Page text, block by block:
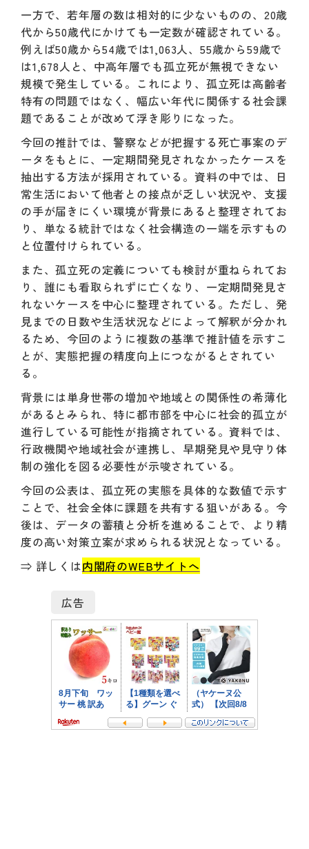
一方で、若年層の数は相対的に少ないものの、20歳
代から50歳代にかけても一定数が確認されている。
例えば50歳から54歳では1,063人、55歳から59歳で
は1,678人と、中高年層でも孤立死が無視できない
規模で発生している。これにより、孤立死は高齢者
特有の問題ではなく、幅広い年代に関係する社会課
題であることが改めて浮き彫りになった。
今回の推計では、警察などが把握する死亡事案のデ
ータをもとに、一定期間発見されなかったケースを
抽出する方法が採用されている。資料の中では、日
常生活において他者との接点が乏しい状況や、支援
の手が届きにくい環境が背景にあると整理されてお
り、単なる統計ではなく社会構造の一端を示すもの
と位置付けられている。
また、孤立死の定義についても検討が重ねられてお
り、誰にも看取られずに亡くなり、一定期間発見さ
れないケースを中心に整理されている。ただし、発
見までの日数や生活状況などによって解釈が分かれ
るため、今回のように複数の基準で推計値を示すこ
とが、実態把握の精度向上につながるとされてい
る。
背景には単身世帯の増加や地域との関係性の希薄化
があるとみられ、特に都市部を中心に社会的孤立が
進行している可能性が指摘されている。資料では、
行政機関や地域社会が連携し、早期発見や見守り体
制の強化を図る必要性が示唆されている。
今回の公表は、孤立死の実態を具体的な数値で示す
ことで、社会全体に課題を共有する狙いがある。今
後は、データの蓄積と分析を進めることで、より精
度の高い対策立案が求められる状況となっている。
⇒ 詳しくは内閣府のWEBサイトへ
広告